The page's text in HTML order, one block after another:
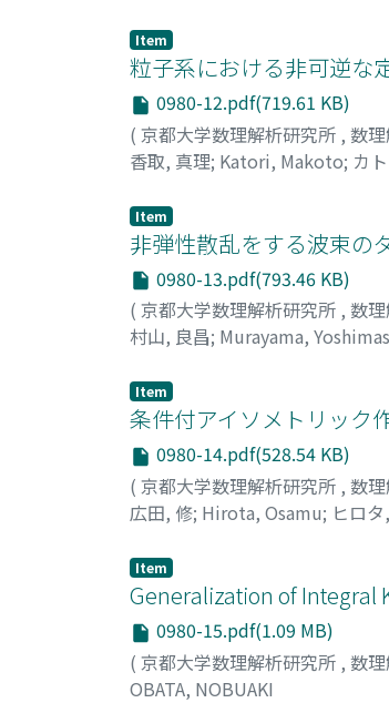
Item
粒子系における非可逆な
0980-12.pdf(719.61 KB)
( 京都大学数理解析研究所 , 数
香取, 真理; Katori, Makoto; カ
Item
非弾性散乱をする波束の
0980-13.pdf(793.46 KB)
( 京都大学数理解析研究所 , 数
村山, 良昌; Murayama,
Item
条件付アイソメトリック
0980-14.pdf(528.54 KB)
( 京都大学数理解析研究所 , 数
広田, 修; Hirota, Osamu; ヒロ
Item
Generalization of Integral
0980-15.pdf(1.09 MB)
( 京都大学数理解析研究所 , 数
OBATA, NOBUAKI